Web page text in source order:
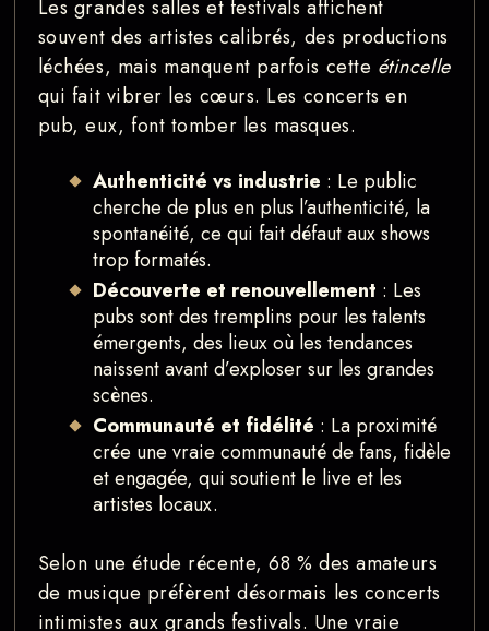
Les grandes salles et festivals affichent
souvent des artistes calibrés, des productions
léchées, mais manquent parfois cette étincelle
qui fait vibrer les cœurs. Les concerts en
pub, eux, font tomber les masques.
Authenticité vs industrie : Le public
cherche de plus en plus l’authenticité, la
spontanéité, ce qui fait défaut aux shows
trop formatés.
Découverte et renouvellement : Les
pubs sont des tremplins pour les talents
émergents, des lieux où les tendances
naissent avant d’exploser sur les grandes
scènes.
Communauté et fidélité : La proximité
crée une vraie communauté de fans, fidèle
et engagée, qui soutient le live et les
artistes locaux.
Selon une étude récente, 68 % des amateurs
de musique préfèrent désormais les concerts
intimistes aux grands festivals. Une vraie